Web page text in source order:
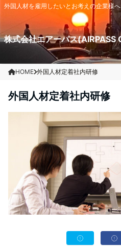
外国人材を雇用したいとお考えの企業様
株式会社エアーパス
HOME 外国人材定着社内研修
外国人材定着社内研修